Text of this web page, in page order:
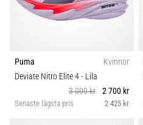
Puma
Kvinnor
Deviate Nitro Elite 4- Lila
3 000 kr
2 700 kr
Senaste lägsta pris 2 425 kr